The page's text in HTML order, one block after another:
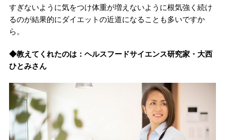
すぎないように気をつけ体重が増えないように根気強く続け
るのが結果的にダイエットの近道になることも多いですか
ら。
◆教えてくれたのは：ヘルスフードサイエンス研究家・大西
ひとみさん